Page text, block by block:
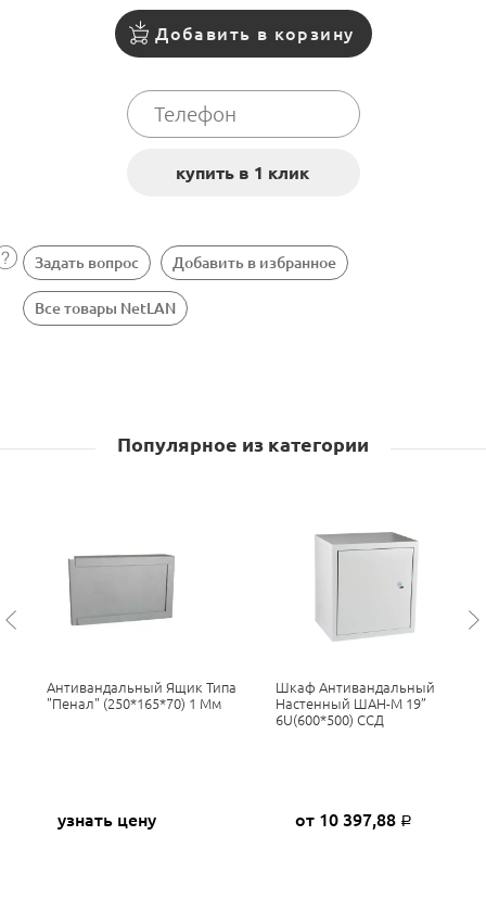
Добавить в корзину
Задать вопрос Добавить в избранное
Все товары NetLAN
Популярное из категории
Антивандальный Ящик Типа
"Пенал" (250*165*70) 1 Мм
узнать цену
Шкаф Антивандальный
Настенный ШАН-М 19”
6U(600*500) ССД
от 10 397,88 Р